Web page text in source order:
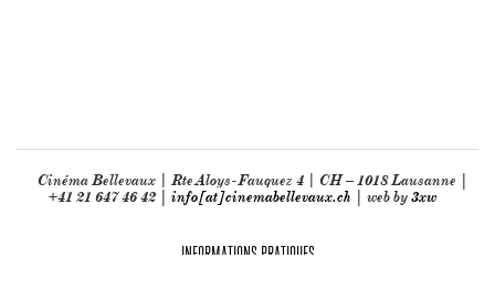
Cinéma Bellevaux | Rte Aloys-Fauquez 4 | CH – 1018 Lausanne |
+41 21 647 46 42 | info[at]cinemabellevaux.ch | web by3xw
INFORMATIONS PRATIQUES